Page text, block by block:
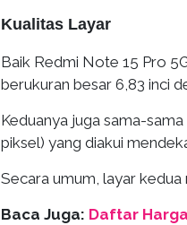
Kualitas Layar
Baik Redmi Note 15 Pro
berukuran besar 6,83 inci
Keduanya juga sama-
piksel) yang diakui
Secara umum, layar
Baca Juga: Daftar